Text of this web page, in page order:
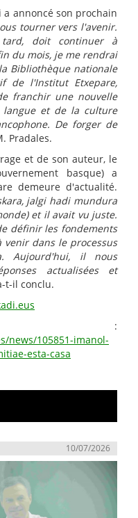
a annoncé son prochain
tourner vers l'avenir.
tard, doit continuer à
du mois, je me rendrai
Bibliothèque nationale
de l'Institut Etxepare,
franchir une nouvelle
et de la culture
De forger de
Pradales.
et de son auteur, le
basque) a
demeure d'actualité.
jalgi hadi mundura
et il avait vu juste.
définir les fondements
dans le processus
Aujourd'hui, il nous
actualisées et
t-il conclu.
:
news/105851-imanol-
esta-casa
10/07/2026